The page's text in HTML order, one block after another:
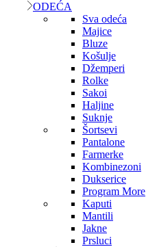
ODEĆA
Sva odeća
Majice
Bluze
Košulje
Džemperi
Rolke
Sakoi
Haljine
Suknje
Šortsevi
Pantalone
Farmerke
Kombinezoni
Dukserice
Program More
Kaputi
Mantili
Jakne
Prsluci